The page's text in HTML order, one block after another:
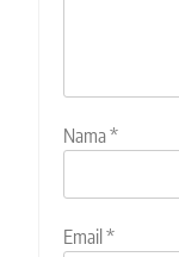
Nama*
Email*